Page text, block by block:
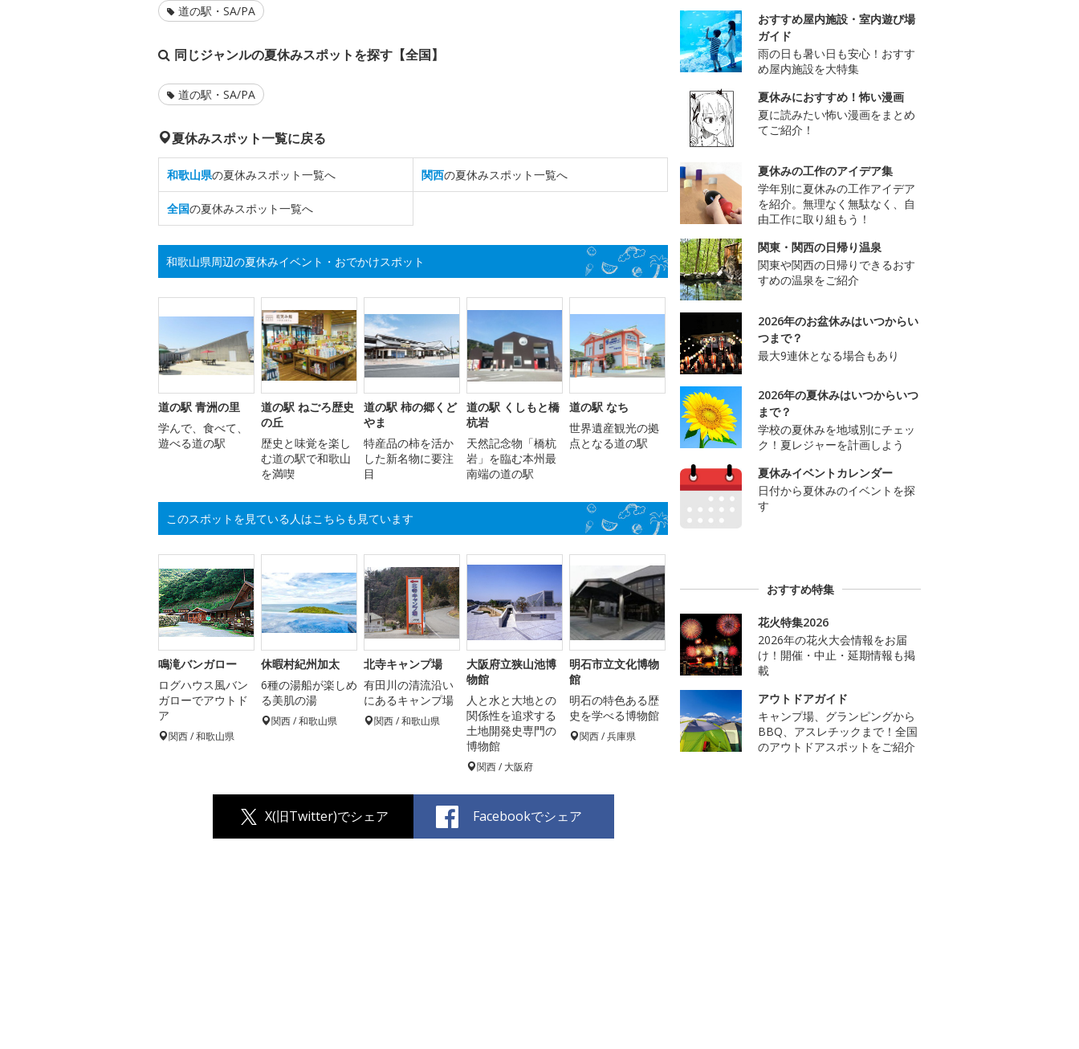
道の駅・SA/PA
同じジャンルの夏休みスポットを探す【全国】
道の駅・SA/PA
夏休みスポット一覧に戻る
和歌山県の夏休みスポット一覧へ 関西の夏休みスポット一覧へ
全国の夏休みスポット一覧へ
和歌山県周辺の夏休みイベント・おでかけスポット
道の駅 青洲の里
学んで、食べて、
遊べる道の駅
道の駅 ねごろ歴史
の丘
歴史と味覚を楽し
む道の駅で和歌山
を満喫
道の駅 柿の郷くど
やま
特産品の柿を活か
した新名物に要注
目
道の駅 くしもと橋
杭岩
天然記念物「橋杭
岩」を臨む本州最
南端の道の駅
道の駅 なち
世界遺産観光の拠
点となる道の駅
このスポットを見ている人はこちらも見ています
鳴滝バンガロー
ログハウス風バン
ガローでアウトド
ア
関西 / 和歌山県
休暇村紀州加太
6種の湯船が楽しめ
る美肌の湯
関西 / 和歌山県
北寺キャンプ場
有田川の清流沿い
にあるキャンプ場
関西 / 和歌山県
大阪府立狭山池博
物館
人と水と大地との
関係性を追求する
土地開発史専門の
博物館
関西 / 大阪府
明石市立文化博物
館
明石の特色ある歴
史を学べる博物館
関西 / 兵庫県
X(旧Twitter)でシェア Facebookでシェア
おすすめ屋内施設・室内遊び場
ガイド
雨の日も暑い日も安心！おすす
め屋内施設を大特集
夏休みにおすすめ！怖い漫画
夏に読みたい怖い漫画をまとめ
てご紹介！
夏休みの工作のアイデア集
学年別に夏休みの工作アイデア
を紹介。無理なく無駄なく、自
由工作に取り組もう！
関東・関西の日帰り温泉
関東や関西の日帰りできるおす
すめの温泉をご紹介
2026年のお盆休みはいつからい
つまで？
最大9連休となる場合もあり
2026年の夏休みはいつからいつ
まで？
学校の夏休みを地域別にチェッ
ク！夏レジャーを計画しよう
夏休みイベントカレンダー
日付から夏休みのイベントを探
す
おすすめ特集
花火特集2026
2026年の花火大会情報をお届
け！開催・中止・延期情報も掲
載
アウトドアガイド
キャンプ場、グランピングから
BBQ、アスレチックまで！全国
のアウトドアスポットをご紹介